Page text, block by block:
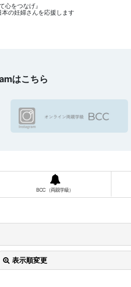
心をつなげ』
の妊婦さんを応援します
はこちら
BCC （両親学級）
表示順変更